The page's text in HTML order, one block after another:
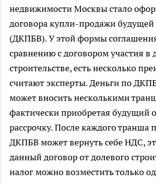
недвижимости Москвы стало
договора купли-продажи
(ДКПБВ). У этой формы
сравнению с договором участия в
строительстве, есть несколько
считают эксперты. Деньги по
может вносить несколькими
фактически приобретая будущий
рассрочку. После каждого транша
ДКПБВ может вернуть себе НДС,
данный договор от долевого
налог можно возместить только